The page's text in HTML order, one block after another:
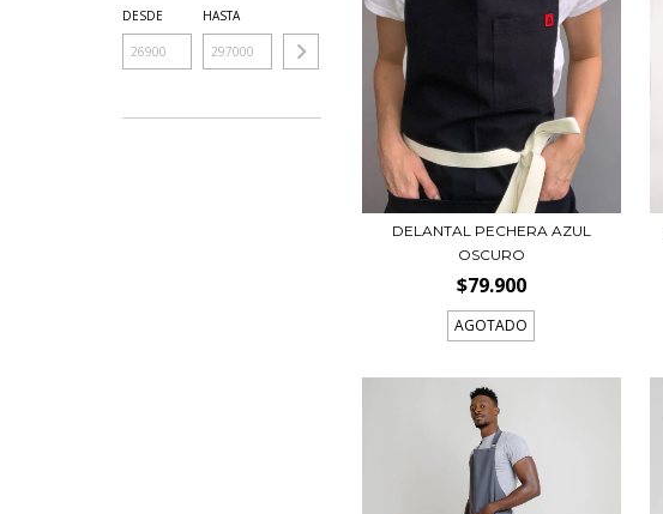
DESDE HASTA
DELANTAL PECHERA AZUL
OSCURO
$79.900
AGOTADO